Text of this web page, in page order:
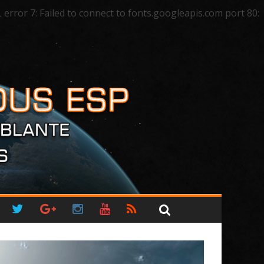
7: Failed to connect to fonts.googleapis.com port 80: